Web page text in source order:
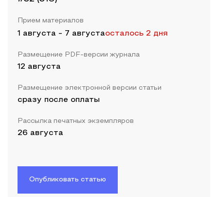
Прием материалов
1 августа - 7 августаосталось 2 дня
Размещение PDF-версии журнала
12 августа
Размещение электронной версии статьи
сразу после оплаты
Рассылка печатных экземпляров
26 августа
Опубликовать статью